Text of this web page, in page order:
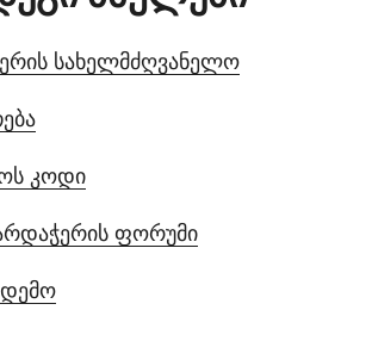
სახელმძღვანელო
კოდი
ფორუმი